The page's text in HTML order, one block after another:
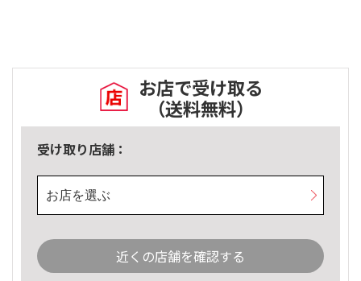
お店で受け取る
（送料無料）
受け取り店舗：
お店を選ぶ
近くの店舗を確認する